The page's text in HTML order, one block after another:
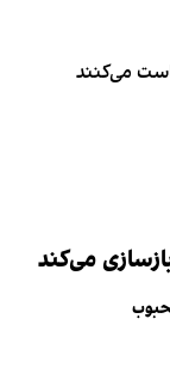
می‌کنند
می‌کند